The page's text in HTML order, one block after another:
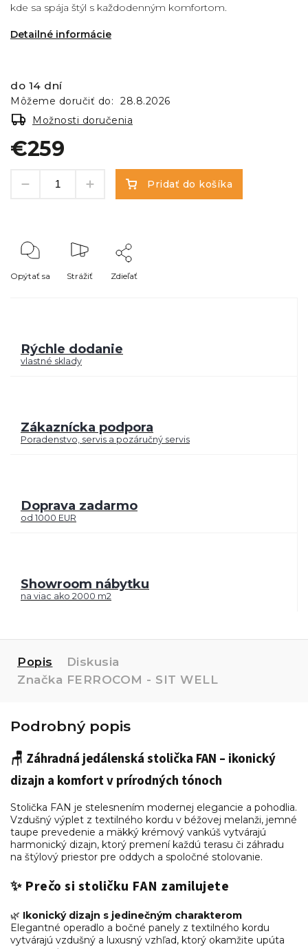
kde sa spája štýl s každodenným komfortom.
Detailné informácie
€259
do 14 dní
Môžeme doručiť do:
28.8.2026
Možnosti doručenia
Pridať do košíka
Opýtať sa Strážiť Zdieľať
Rýchle dodanie
vlastné sklady
Zákaznícka podpora
Poradenstvo, servis a pozáručný servis
Doprava zadarmo
od 1000 EUR
Showroom nábytku
na viac ako 2000 m2
Popis
Diskusia
Značka FERROCOM - SIT WELL
Podrobný popis
🪑 Záhradná jedálenská stolička FAN – ikonický
dizajn a komfort v prírodných tónoch
Stolička FAN je stelesnením modernej elegancie a pohodlia.
Vzdušný výplet z textilného kordu v béžovej melanži, jemné
taupe prevedenie a mäkký krémový vankúš vytvárajú
harmonický dizajn, ktorý premení každú terasu či záhradu
na štýlový priestor pre oddych a spoločné stolovanie.
✨ Prečo si stoličku FAN zamilujete
🌿 Ikonický dizajn s jedinečným charakterom
Elegantné operadlo a bočné panely z textilného kordu
vytvárajú vzdušný a luxusný vzhľad, ktorý okamžite upúta